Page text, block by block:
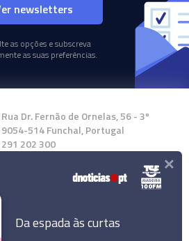
newsletters
as opções e subscreva
as suas preferências.
Rua Dr. Fernão de Ornelas, 56 - 3º
9054-514 Funchal, Portugal
291 202 300
Instale a nossa App
Da espada às curtas
×